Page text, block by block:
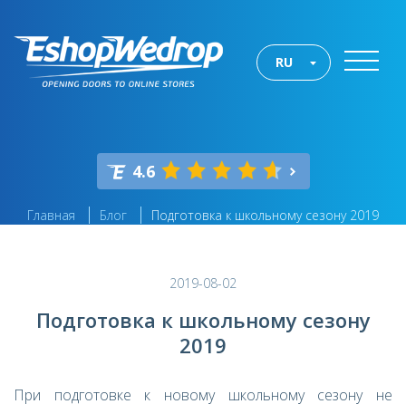
RU
4.6
Главная Блог Подготовка к школьному сезону 2019
2019-08-02
Подготовка к школьному сезону
2019
При подготовке к новому школьному сезону не